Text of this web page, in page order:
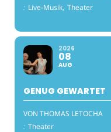
: Live-Musik, Theater
2026
08
AUG
GENUG GEWARTET
VON THOMAS LETOCHA
: Theater